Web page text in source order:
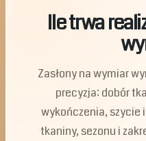
Ile trwa
Zasłony na wymiar
precyzja: dobór
wykończenia, szycie
tkaniny, sezonu i